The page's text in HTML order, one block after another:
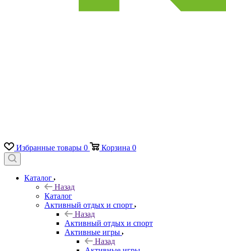
Избранные товары 0 Корзина 0
Каталог
Назад
Каталог
Активный отдых и спорт
Назад
Активный отдых и спорт
Активные игры
Назад